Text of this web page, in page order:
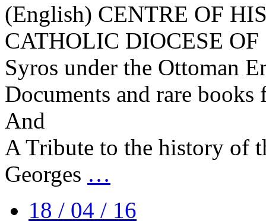
(English) CENTRE OF
CATHOLIC DIOCESE
Syros under the Ottoman
Documents and rare
And
A Tribute to the history of
Georges …
18 / 04 / 16